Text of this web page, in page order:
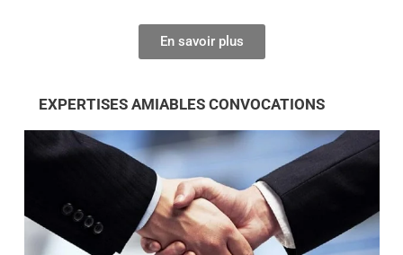
En savoir plus
EXPERTISES AMIABLES CONVOCATIONS